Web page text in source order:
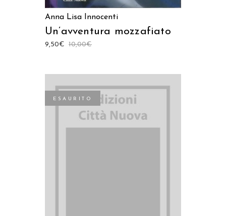
Anna Lisa Innocenti
Un’avventura mozzafiato
10,00€
9,50€
ESAURITO